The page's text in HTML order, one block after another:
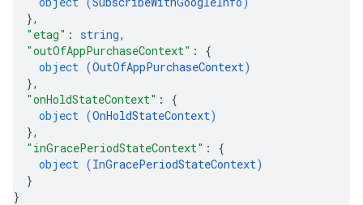
},
"etag" : string,
"outOfAppPurchaseContext" : {
object (OutOfAppPurchaseContext)
},
"onHoldStateContext" : {
object (OnHoldStateContext)
},
"inGracePeriodStateContext" : {
object (InGracePeriodStateContext)
}
}